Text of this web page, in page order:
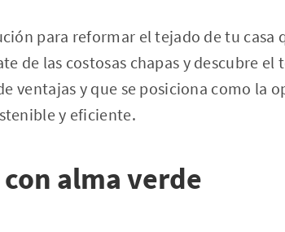
para reformar el tejado de tu casa
de las costosas chapas y descubre
ventajas y que se posiciona como la
y eficiente.
alma verde